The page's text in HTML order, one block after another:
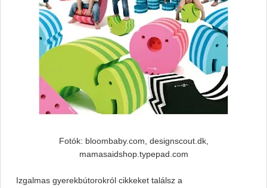
Fotók: bloombaby.com, designscout.dk,
mamasaidshop.typepad.com
Izgalmas gyerekbútorokról cikkeket találsz a